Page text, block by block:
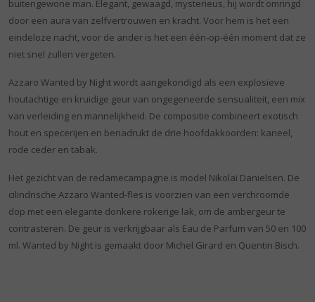
buitengewone man. Elegant, gewaagd, mysterieus, hij wordt omringd
door een aura van zelfvertrouwen en kracht. Voor hem is het een
eindeloze nacht, voor de ander is het een één-op-één moment dat ze
niet snel zullen vergeten.
Azzaro Wanted by Night wordt aangekondigd als een explosieve
houtachtige en kruidige geur van ongegeneerde sensualiteit, een mix
van verleiding en mannelijkheid. De compositie combineert exotisch
hout en specerijen en benadrukt de drie hoofdakkoorden: kaneel,
rode ceder en tabak.
Het gezicht van de reclamecampagne is model Nikolaï Danielsen. De
cilindrische Azzaro Wanted-fles is voorzien van een verchroomde
dop met een elegante donkere rokerige lak, om de ambergeur te
contrasteren. De geur is verkrijgbaar als Eau de Parfum van 50 en 100
ml. Wanted by Night is gemaakt door Michel Girard en Quentin Bisch.